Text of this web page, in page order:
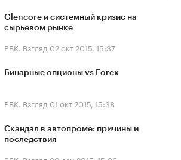
Glencore и системный кризис на
сырьевом рынке
РБК. Взгляд 02 окт 2015, 15:37
Бинарные опционы vs Forex
РБК. Взгляд 01 окт 2015, 15:38
Скандал в автопроме: причины и
последствия